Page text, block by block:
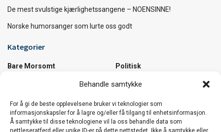
Behandle samtykke
For å gi de beste opplevelsene bruker vi teknologier som
informasjonskapsler for å lagre og/eller få tilgang til enhetsinformasjon.
Å samtykke til disse teknologiene vil la oss behandle data som
nettleseratferd eller unike ID-er på dette nettstedet. Ikke å samtykke eller
De mest svulstige kjærlighetssangene – NOENSINNE!
Norske humorsanger som lurte oss godt
Kategorier
Bare Morsomt
Musikk
Politisk
Utrolige Steder
Vi håper du koser deg :)